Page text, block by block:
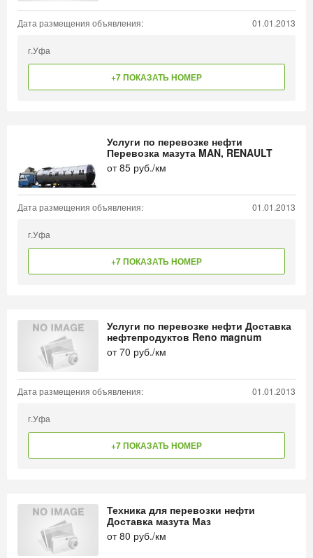
Дата размещения объявления: 01.01.2013
г.Уфа
+7 ПОКАЗАТЬ НОМЕР
Услуги по перевозке нефти
Перевозка мазута MAN, RENAULT
от85 руб./км
Дата размещения объявления: 01.01.2013
г.Уфа
+7 ПОКАЗАТЬ НОМЕР
Услуги по перевозке нефти Доставка
нефтепродуктов Reno magnum
от70 руб./км
Дата размещения объявления: 01.01.2013
г.Уфа
+7 ПОКАЗАТЬ НОМЕР
Техника для перевозки нефти
Доставка мазута Маз
от80 руб./км